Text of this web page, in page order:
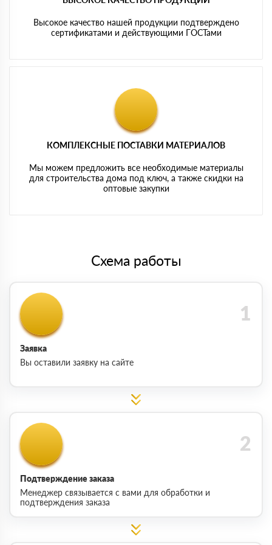
Высокое качество нашей продукции подтверждено
сертификатами и действующими ГОСТами
КОМПЛЕКСНЫЕ ПОСТАВКИ МАТЕРИАЛОВ
Мы можем предложить все необходимые материалы
для строительства дома под ключ, а также скидки на
оптовые закупки
Схема работы
Заявка
Вы оставили заявку на сайте
Подтверждение заказа
Менеджер связывается с вами для обработки и
подтверждения заказа